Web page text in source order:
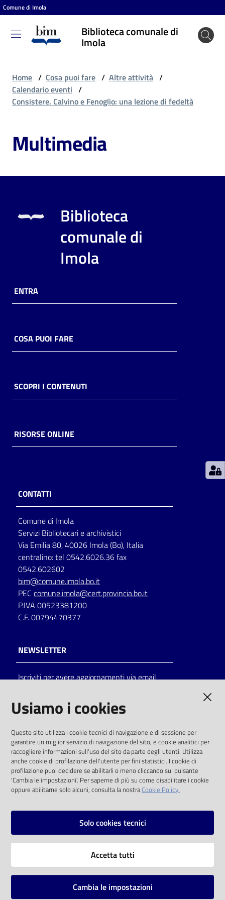
Vai al contenuto
Vai alla navigazione
Vai al footer
Comune di Imola
Biblioteca comunale di
Imola
Biblioteca
comunale
Cosa
fare
Scopri
online
Piani
Decentrate
Seguici
su
on line
Eventi
Chiedi al
bibliotecario
Avvisi
Home / Cosa puoi fare / Altre attività /
Calendario eventi /
Consistere. Calvino e Fenoglio: una lezione di fedeltà
Multimedia
Biblioteca
comunale di
Imola
ENTRA
COSA PUOI FARE
SCOPRI I CONTENUTI
RISORSE ONLINE
CONTATTI
Comune di Imola
Servizi Bibliotecari e archivistici
Via Emilia 80, 40026 Imola (Bo), Italia
centralino: tel 0542.6026.36 fax
0542.602602
bim@comune.imola.bo.it
PEC comune.imola@cert.provincia.bo.it
P.IVA 00523381200
C.F. 00794470377
NEWSLETTER
Iscriviti per avere aggiornamenti via email
solo alle condizioni previste dalla direttiva
comunitaria 2003/98/CE e dal d.lgs. 36/2006
SOCIAL
Instagram
Vai alla pagina
Usiamo i cookies
Questo sito utilizza i cookie tecnici di navigazione e di sessione per
garantire un miglior servizio di navigazione del sito, e cookie analitici per
raccogliere informazioni sull'uso del sito da parte degli utenti. Utilizza
anche cookie di profilazione dell'utente per fini statistici. I cookie di
profilazione puoi decidere se abilitarli o meno cliccando sul pulsante
'Cambia le impostazioni'. Per saperne di più su come disabilitare i cookie
oppure abilitarne solo alcuni, consulta la nostraCookie Policy.
Solo cookies tecnici
Accetta tutti
Cambia le impostazioni